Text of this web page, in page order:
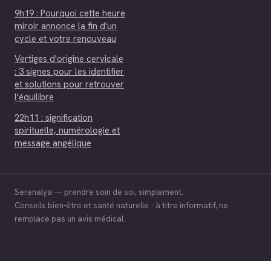
9h19 : Pourquoi cette heure
miroir annonce la fin d'un
cycle et votre renouveau
Vertiges d'origine cervicale
: 3 signes pour les identifier
et solutions pour retrouver
l'équilibre
22h11 : signification
spirituelle, numérologie et
message angélique
Serenalya — prendre soin de soi, simplement.
Conseils bien-être et santé naturelle · à titre informatif, ne
remplace pas un avis médical.